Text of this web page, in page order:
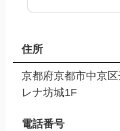
住所
京都府京都市中京
レナ坊城1F
電話番号